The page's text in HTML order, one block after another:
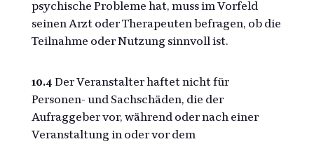
psychische Probleme hat, muss im Vorfeld
seinen Arzt oder Therapeuten befragen, ob die
Teilnahme oder Nutzung sinnvoll ist.
10.4 Der Veranstalter haftet nicht für
Personen- und Sachschäden, die der
Aufraggeber vor, während oder nach einer
Veranstaltung in oder vor dem